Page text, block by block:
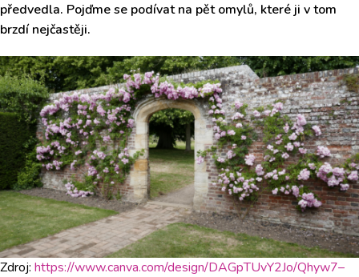
předvedla. Pojďme se podívat na pět omylů, které ji v tom
brzdí nejčastěji.
Zdroj: https://www.canva.com/design/DAGpTUvY2Jo/Qhyw7–